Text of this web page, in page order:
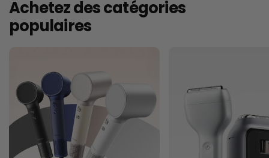
Achetez des catégories
populaires